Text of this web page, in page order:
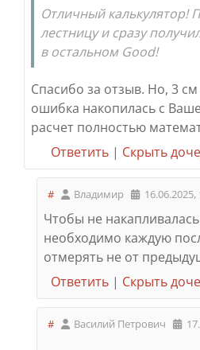
Отличный калькулятор!
лестницу и сразу
в остальном Good!
Спасибо за отзыв. Но, 3
ошибка накопилась с
расчет полностью
Ответить | Скрыть
# Владимир 16.06.2025,
Чтобы не
необходимо каждую
отмерять не от
Ответить | Скрыть
# Василий Петрович